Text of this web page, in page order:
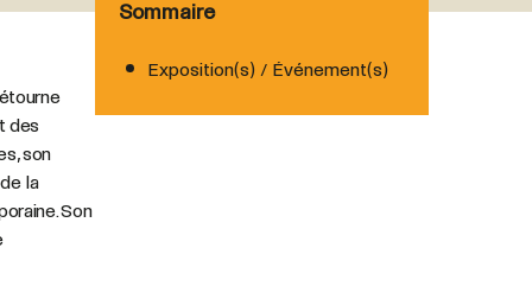
des
son
la
Son
Sommaire
Exposition(s) / Événement(s)